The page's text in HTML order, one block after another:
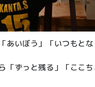
あいぼう」「いつもとな
「ずっと残る」「ここち